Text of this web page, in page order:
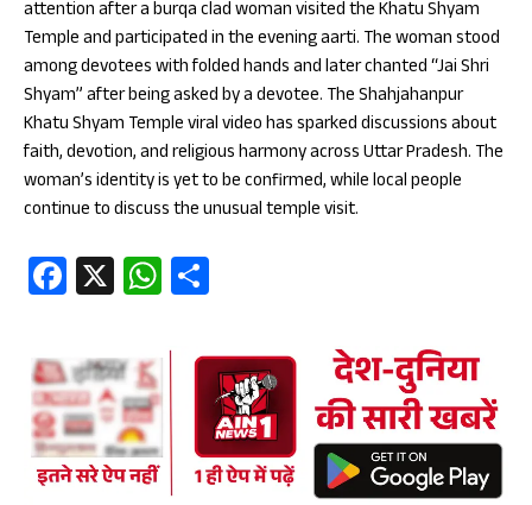
attention after a burqa clad woman visited the Khatu Shyam
Temple and participated in the evening aarti. The woman stood
among devotees with folded hands and later chanted “Jai Shri
Shyam” after being asked by a devotee. The Shahjahanpur
Khatu Shyam Temple viral video has sparked discussions about
faith, devotion, and religious harmony across Uttar Pradesh. The
woman’s identity is yet to be confirmed, while local people
continue to discuss the unusual temple visit.
Fa
ce
b
oo
k
X W
ha
ts
A
p
p
re